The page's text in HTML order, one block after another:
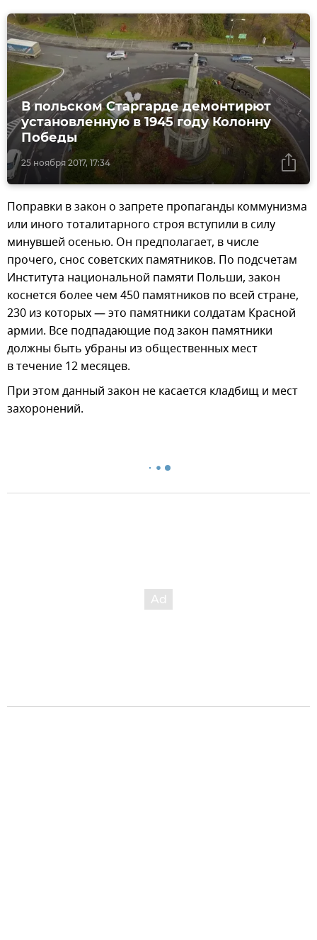
25 ноября 2017, 17:34
В польском Старгарде демонтирют
установленную в 1945 году Колонну
Победы
Поправки в закон о запрете пропаганды коммунизма
или иного тоталитарного строя вступили в силу
минувшей осенью. Он предполагает, в числе
прочего, снос советских памятников. По подсчетам
Института национальной памяти Польши, закон
коснется более чем 450 памятников по всей стране,
230 из которых — это памятники солдатам Красной
армии. Все подпадающие под закон памятники
должны быть убраны из общественных мест
в течение 12 месяцев.
При этом данный закон не касается кладбищ и мест
захоронений.